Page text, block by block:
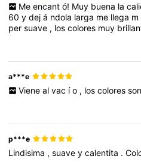
Me encant ó! Muy buena la
60ydejá ndola larga me llega m
persuave , loscolores muy
a***e
Viene al vac ío , los colores son
p***e
Lindisima ,suaveycalentita .